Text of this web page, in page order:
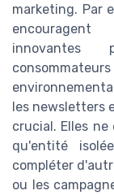
marketing. Par
innovantes
les newsletters
crucial. Elles
qu'entité
compléter
ou les